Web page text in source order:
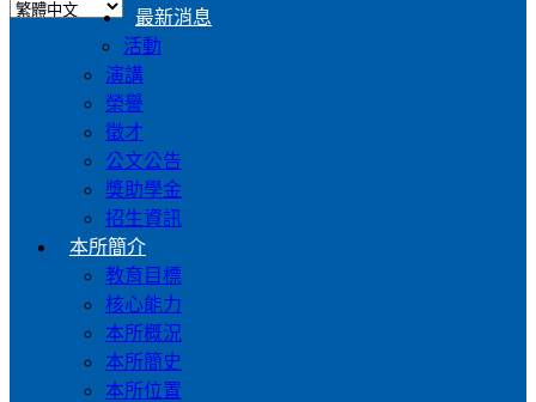
最新消息
活動
演講
榮譽
徵才
公文公告
獎助學金
招生資訊
本所簡介
教育目標
核心能力
本所概況
本所簡史
本所位置